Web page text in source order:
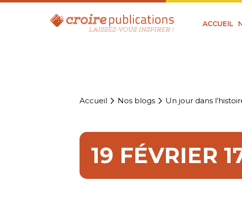
ACCUEIL
Accueil Nos blogs Un jour dans
19 FÉVRIER